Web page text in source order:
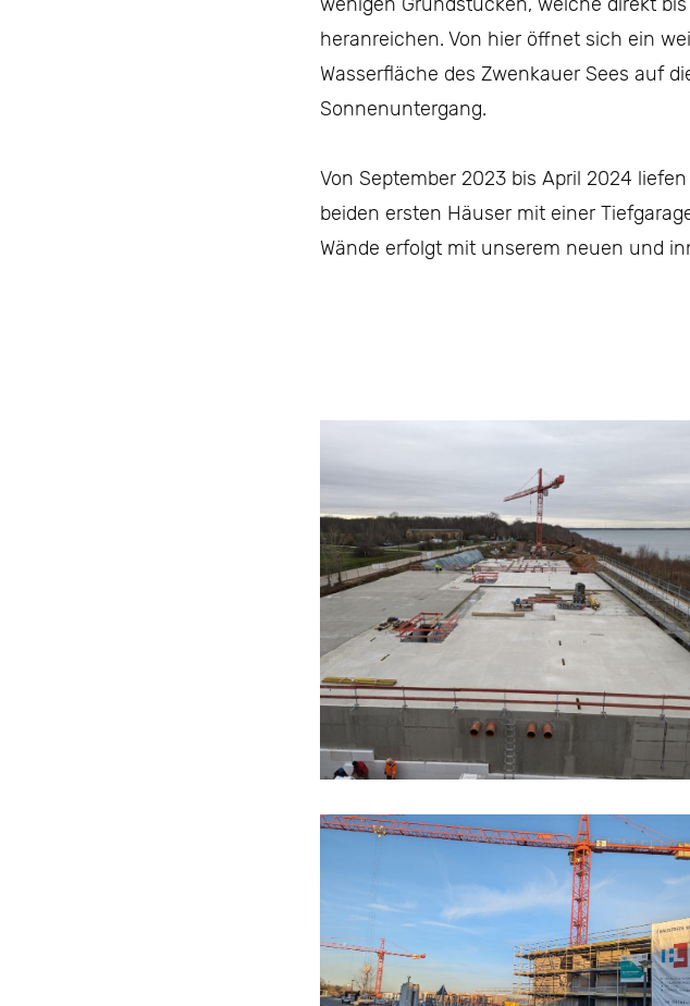
heranreichen. Von hier öffnet sich ein
Wasserfläche des Zwenkauer Sees auf
Sonnenuntergang.
Von September 2023 bis April 2024
beiden ersten Häuser mit einer
Wände erfolgt mit unserem neuen und